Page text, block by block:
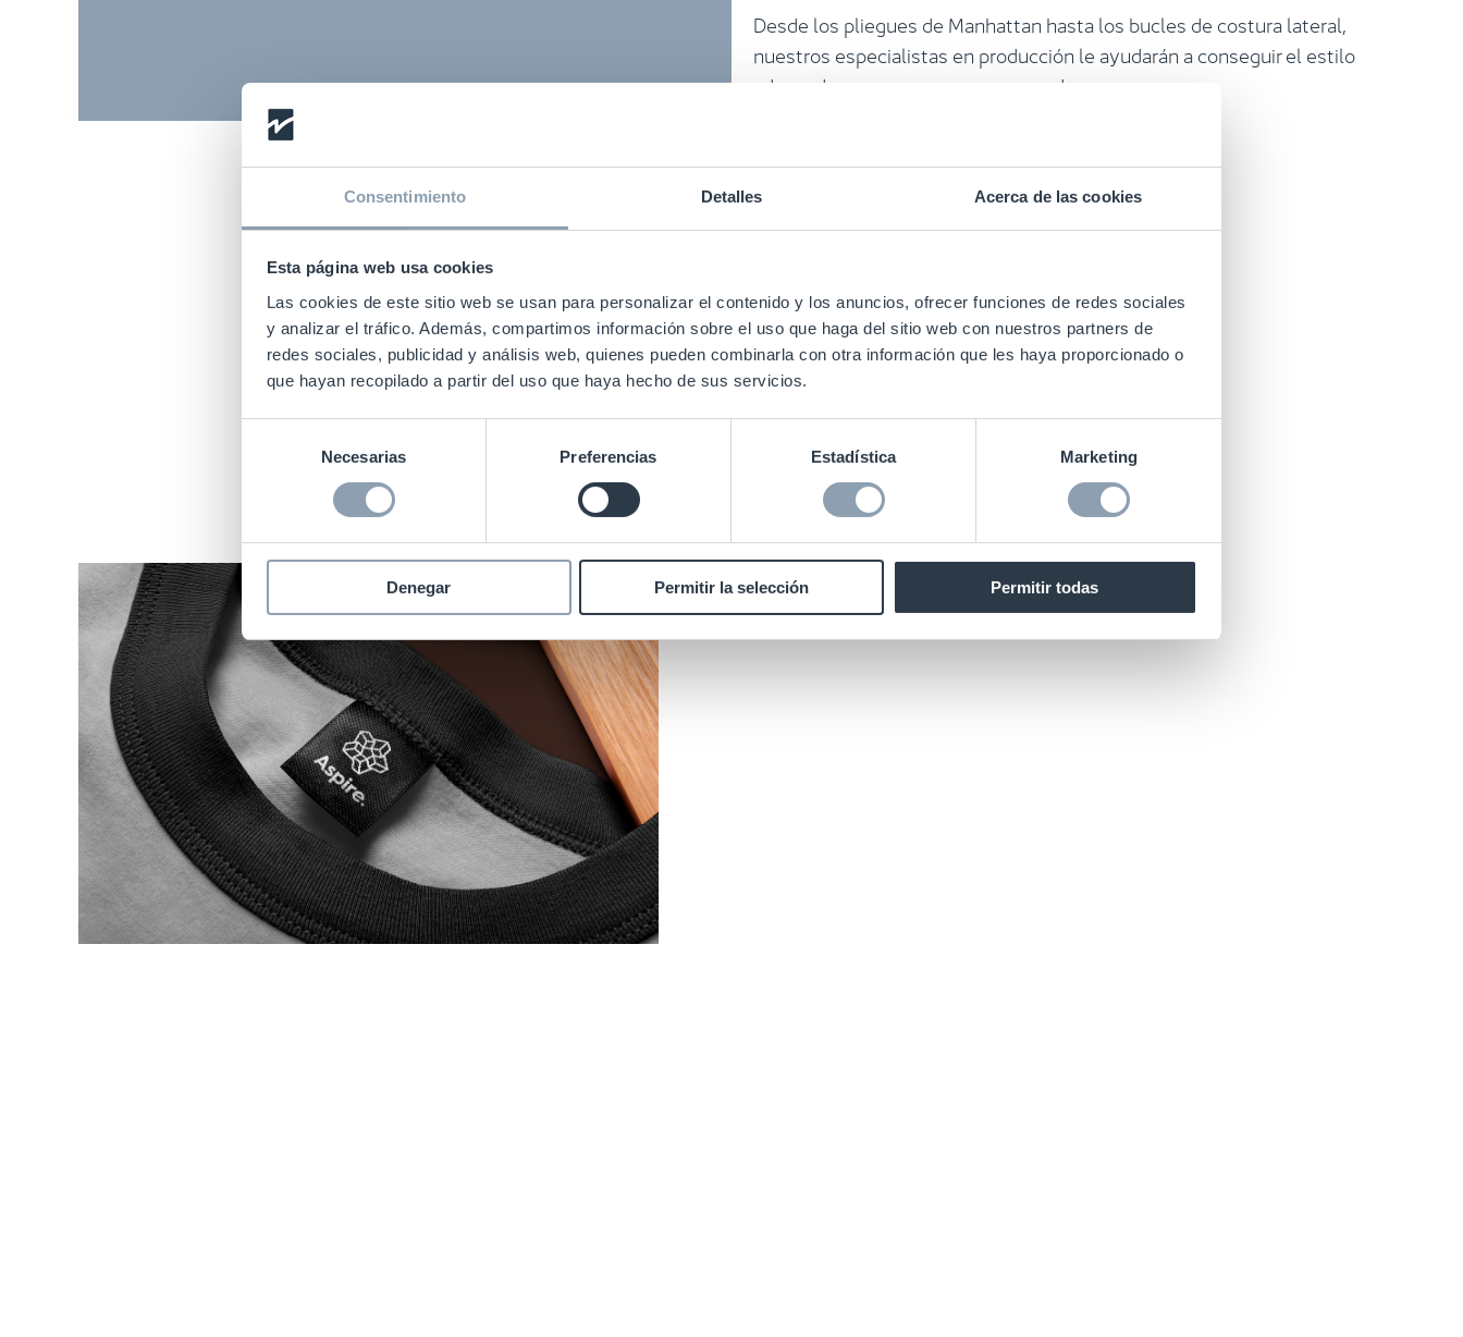
Consentimiento Detalles Acerca de las cookies
Esta página web usa cookies
Las cookies de este sitio web se usan para personalizar el contenido y los anuncios, ofrecer funciones de redes sociales
y analizar el tráfico. Además, compartimos información sobre el uso que haga del sitio web con nuestros partners de
redes sociales, publicidad y análisis web, quienes pueden combinarla con otra información que les haya proporcionado o
que hayan recopilado a partir del uso que haya hecho de sus servicios.
consentimiento
Necesarias Preferencias Estadística Marketing
Denegar Permitir la selección Permitir todas
Desde los pliegues de Manhattan hasta los bucles de costura lateral,
nuestros especialistas en producción le ayudarán a conseguir el estilo
adecuado para su marca y sus prendas.
Inspiración a través del diseño
Vea una selección de woven labels ya terminadas para descubrir algunas de las
posibilidades que podemos ayudarle a crear.